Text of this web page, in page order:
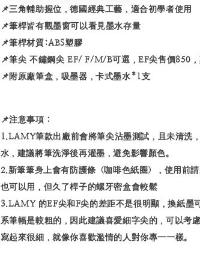
📌三角輔助握位，德國經典工藝，適合初學者使用
📌筆桿皆有觀墨窗可以看見墨水存量
📌筆桿材質:ABS塑膠
📌筆尖 不鏽鋼尖 EF/ F/M/B可選，EF尖售價850
📌附原廠筆盒，吸墨器，卡式墨水*1支
📌注意事項：
1.LAMY筆款出廠前會將筆尖沾墨測試，且未清洗
水，建議將筆洗淨後再灌墨，避免影響顏色。
2.新筆筆身上會有防護條（咖啡色紙圈），使用前
也可以用，但久了桿子的螺牙密盒會較鬆
3.LAMY 的EF尖和F尖的差距不是很明顯，換紙墨
系筆幅是較粗的，因此建議喜愛細字尖的，可以考
寫起來很細，就像你喜歡濫情的人對你專一一樣。